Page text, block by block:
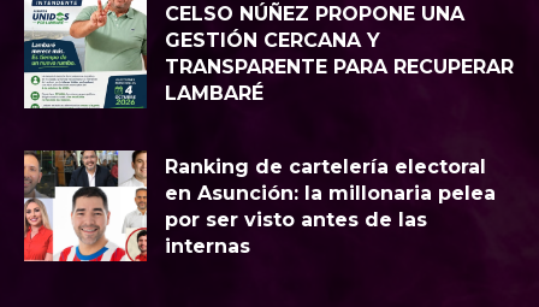
CELSO NÚÑEZ PROPONE UNA
GESTIÓN CERCANA Y
TRANSPARENTE PARA RECUPERAR
LAMBARÉ
Ranking de cartelería electoral
en Asunción: la millonaria pelea
por ser visto antes de las
internas